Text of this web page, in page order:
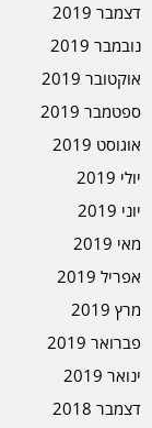
דצמבר 2019
נובמבר 2019
אוקטובר 2019
ספטמבר 2019
אוגוסט 2019
יולי 2019
יוני 2019
מאי 2019
אפריל 2019
מרץ 2019
פברואר 2019
ינואר 2019
דצמבר 2018